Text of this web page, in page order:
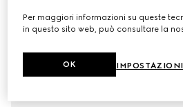
Per maggiori informazioni su queste
in questo sito web, può consultare la
OK